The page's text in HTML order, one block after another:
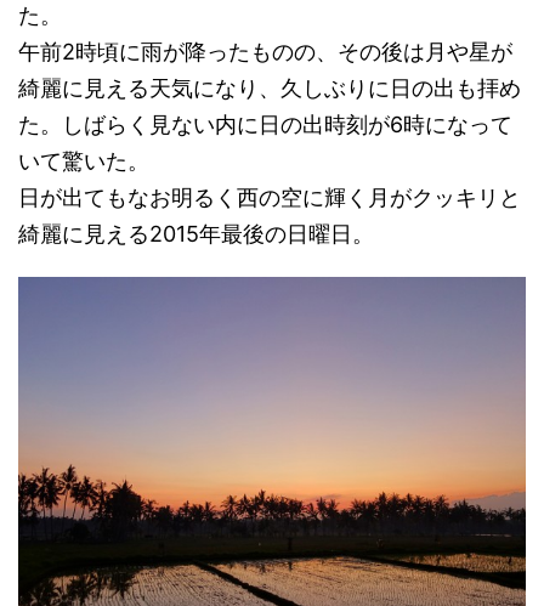
た。
午前2時頃に雨が降ったものの、その後は月や星が
綺麗に見える天気になり、久しぶりに日の出も拝め
た。しばらく見ない内に日の出時刻が6時になって
いて驚いた。
日が出てもなお明るく西の空に輝く月がクッキリと
綺麗に見える2015年最後の日曜日。